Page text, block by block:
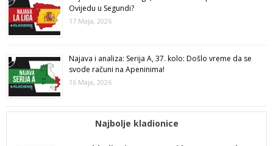
Ovijedu u Segundi?
17 Maja, 2026
Najava i analiza: Serija A, 37. kolo: Došlo vreme da se
svode računi na Apeninima!
16 Maja, 2026
Najbolje kladionice